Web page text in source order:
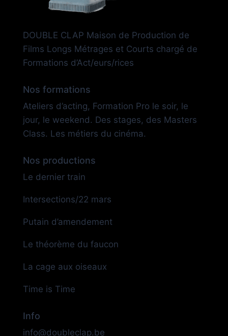
DOUBLE CLAP Maison de Production de
Films Longs Métrages et Courts chargé de
Formations d’Act/eurs/rices
Nos formations
Ateliers d’acting, Formation Pro le soir, le
jour, le weekend. Des stages, des Masters
Class. Les métiers du cinéma.
Nos productions
Le dernier train
Intersections/22 mars
Putain d’amendement
Le théorème du faucon
La cage aux oiseaux
Time is Time
Info
info@doubleclap.be